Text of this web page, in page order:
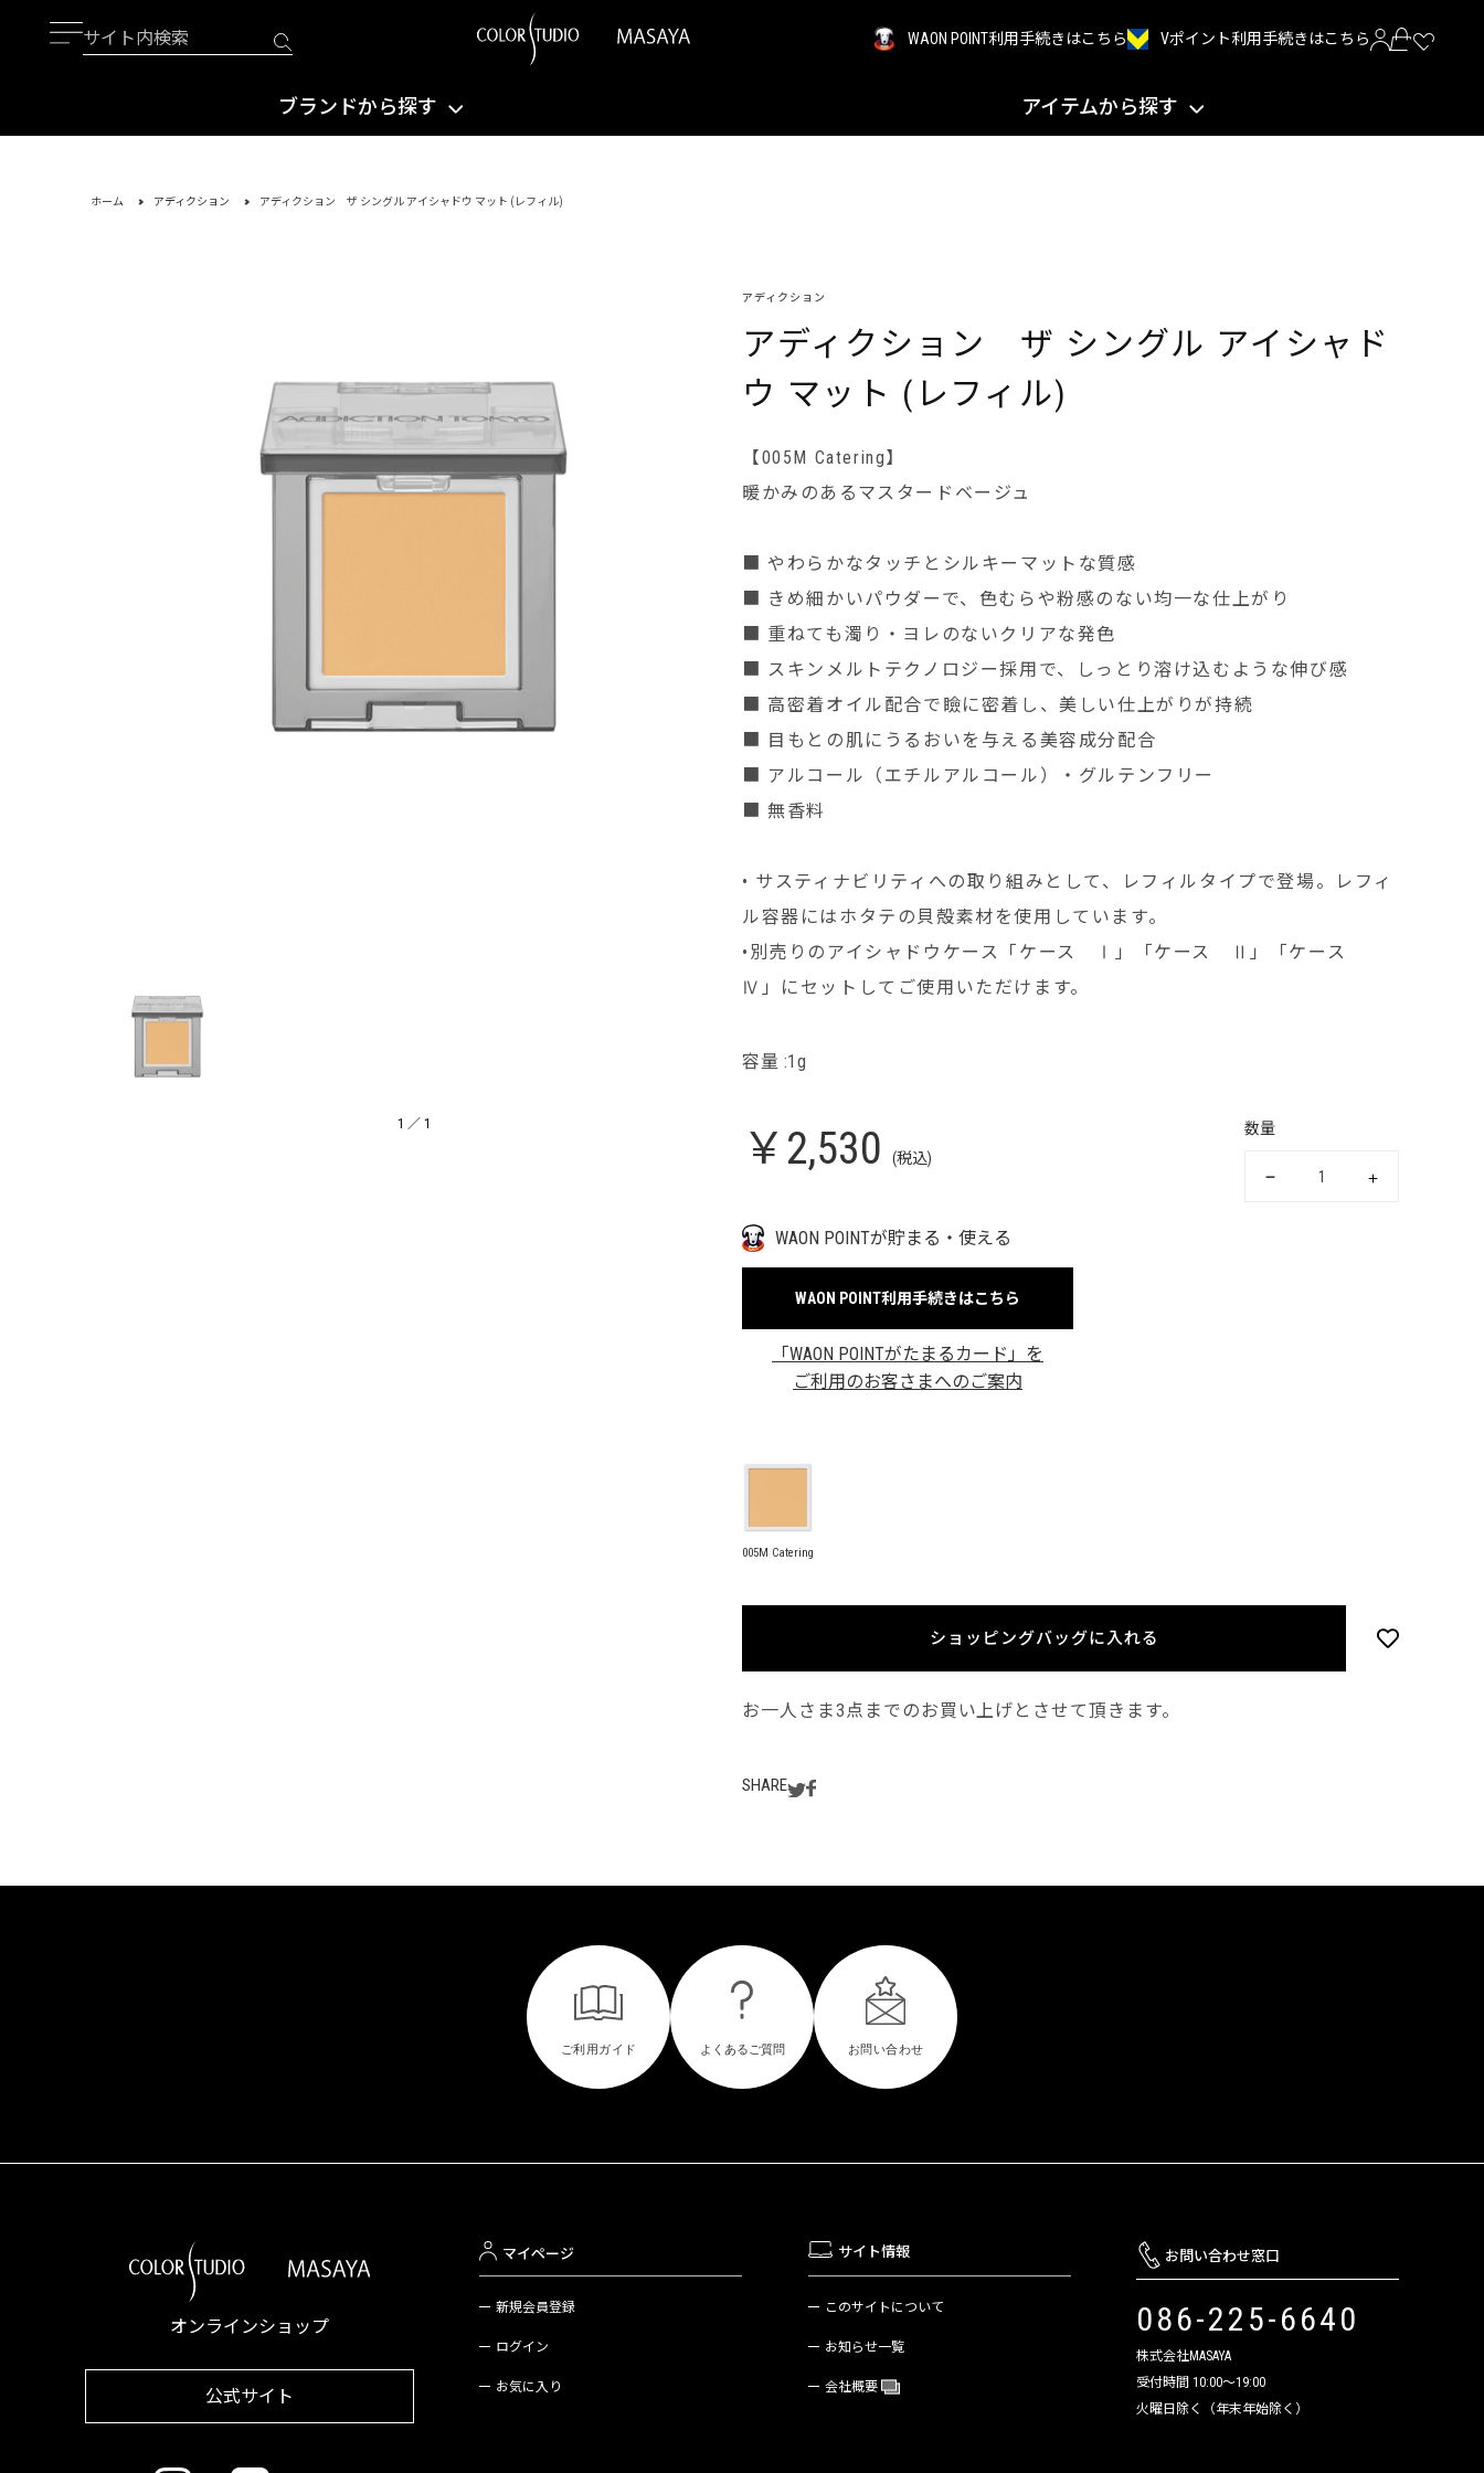
WAON POINT利用手続きはこちら Vポイント利用手続きはこちら
ブランドから探す アイテムから探す
ホーム アディクション アディクション ザ シングル アイシャドウ マット (レフィル)
1 ／ 1
アディクション
アディクション ザ シングル アイシャド
ウ マット (レフィル)
【005M Catering】
暖かみのあるマスタードベージュ
■ やわらかなタッチとシルキーマットな質感
■ きめ細かいパウダーで、色むらや粉感のない均一な仕上がり
■ 重ねても濁り・ヨレのないクリアな発色
■ スキンメルトテクノロジー採用で、しっとり溶け込むような伸び感
■ 高密着オイル配合で瞼に密着し、美しい仕上がりが持続
■ 目もとの肌にうるおいを与える美容成分配合
■ アルコール（エチルアルコール）・グルテンフリー
■ 無⾹料
• サスティナビリティへの取り組みとして、レフィルタイプで登場。レフィ
ル容器にはホタテの⾙殻素材を使⽤しています。
•別売りのアイシャドウケース「ケース Ⅰ」「ケース Ⅱ」「ケース
Ⅳ」にセットしてご使用いただけます。
容量 :1g
￥2,530 (税込)
数量
WAON POINTが貯まる・使える
WAON POINT利用手続きはこちら
「WAON POINTがたまるカード」を
ご利用のお客さまへのご案内
005M Catering
ショッピングバッグに入れる
お一人さま3点までのお買い上げとさせて頂きます。
SHARE
オンラインショップ
公式サイト
マイページ
新規会員登録
ログイン
お気に入り
サイト情報
このサイトについて
お知らせ一覧
会社概要
お問い合わせ窓口
086-225-6640
株式会社MASAYA
受付時間 10:00～19:00
火曜日除く（年末年始除く）